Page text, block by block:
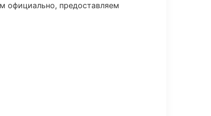
официально, предоставляем